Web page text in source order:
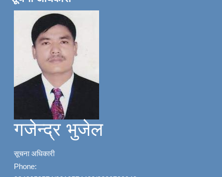
गजेन्द्र भुजेल
सूचना अधिकारी
Phone: